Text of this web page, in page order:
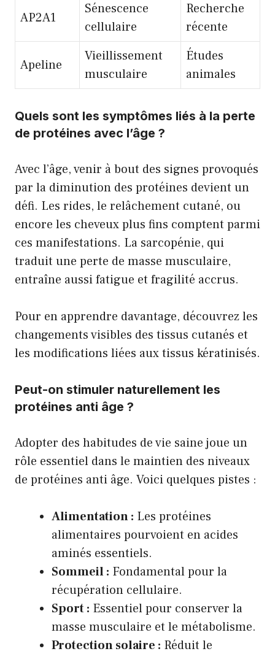
AP2A1
Sénescence
cellulaire
Recherche
récente
Apeline
Vieillissement
musculaire
Études
animales
Quels sont les symptômes liés à la perte
de protéines avec l’âge ?
Avec l’âge, venir à bout des signes provoqués
par la diminution des protéines devient un
défi. Les rides, le relâchement cutané, ou
encore les cheveux plus fins comptent parmi
ces manifestations. La sarcopénie, qui
traduit une perte de masse musculaire,
entraîne aussi fatigue et fragilité accrus.
Pour en apprendre davantage, découvrezles
changements visibles des tissus cutanés et
les modifications liées aux tissus kératinisés.
Peut-on stimuler naturellement les
protéines anti âge ?
Adopter des habitudes de vie saine joue un
rôle essentiel dans le maintien des niveaux
de protéines anti âge. Voici quelques pistes :
Alimentation : Les protéines
alimentaires pourvoient en acides
aminés essentiels.
Sommeil : Fondamental pour la
récupération cellulaire.
Sport : Essentiel pour conserver la
masse musculaire et le métabolisme.
Protection solaire : Réduit le